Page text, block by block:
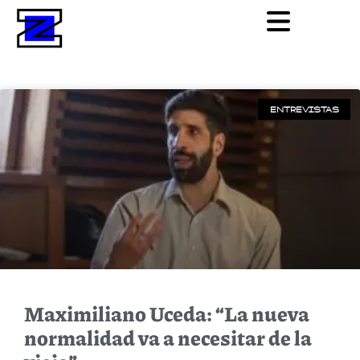
ENTREVISTAS
Maximiliano Uceda: “La nueva
normalidad va a necesitar de la